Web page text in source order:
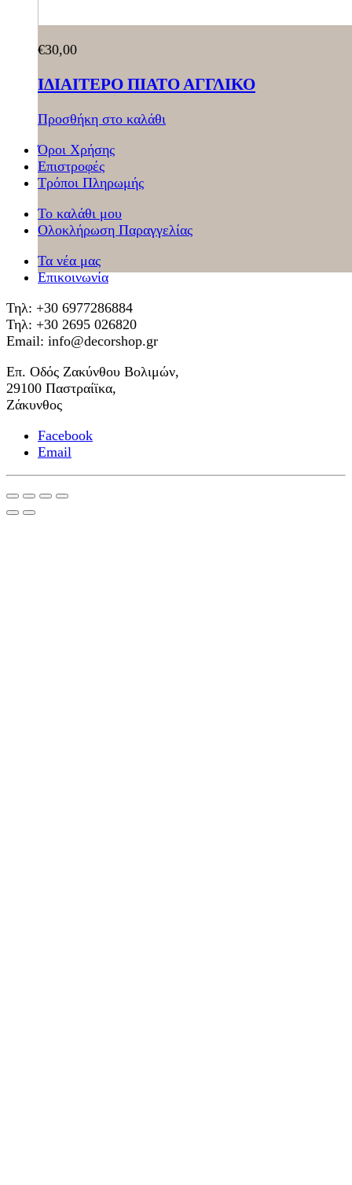
€30,00
ΙΔΙΑΙΤΕΡΟ ΠΙΑΤΟ ΑΓΓΛΙΚΟ
Προσθήκη στο καλάθι
Όροι Χρήσης
Επιστροφές
Τρόποι Πληρωμής
Το καλάθι μου
Ολοκλήρωση Παραγγελίας
Τα νέα μας
Επικοινωνία
Τηλ: +30 6977286884
Τηλ: +30 2695 026820
Email: info@decorshop.gr
Επ. Οδός Ζακύνθου Βολιμών,
29100 Παστραίϊκα,
Ζάκυνθος
Facebook
Email